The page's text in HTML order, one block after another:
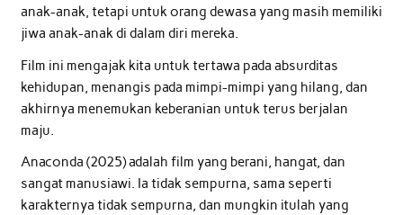
anak-anak, tetapi untuk orang dewasa yang masih memiliki
jiwa anak-anak di dalam diri mereka.
Film ini mengajak kita untuk tertawa pada absurditas
kehidupan, menangis pada mimpi-mimpi yang hilang, dan
akhirnya menemukan keberanian untuk terus berjalan
maju.
Anaconda (2025) adalah film yang berani, hangat, dan
sangat manusiawi. Ia tidak sempurna, sama seperti
karakternya tidak sempurna, dan mungkin itulah yang